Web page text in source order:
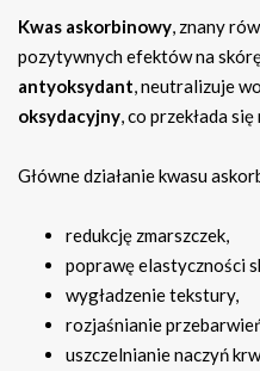
Kwas askorbinowy, znany
pozytywnych efektów na
antyoksydant, neutralizuje
oksydacyjny, co przekłada
Główne działanie kwasu
redukcję zmarszczek,
poprawę elastyczności
wygładzenie tekstury,
rozjaśnianie
uszczelnianie naczyń